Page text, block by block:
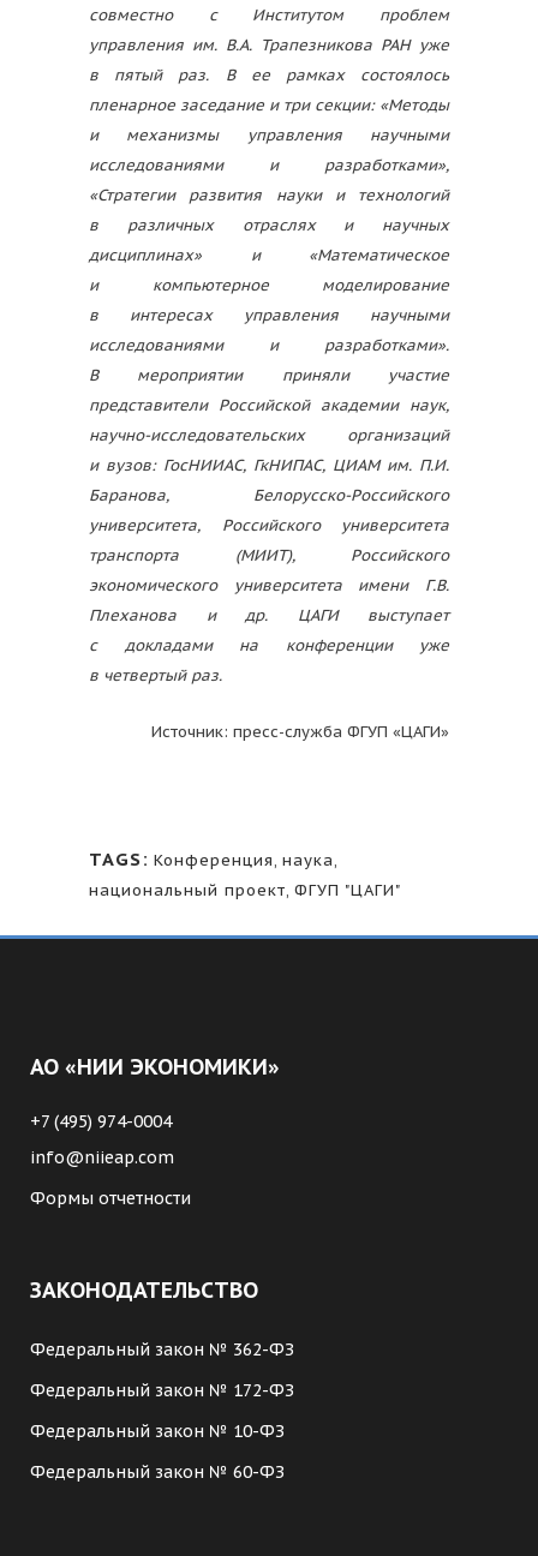
совместно с Институтом проблем
управления им. В.А. Трапезникова РАН уже
в пятый раз. В ее рамках состоялось
пленарное заседание и три секции: «Методы
и механизмы управления научными
исследованиями и разработками»,
«Стратегии развития науки и технологий
в различных отраслях и научных
дисциплинах» и «Математическое
и компьютерное моделирование
в интересах управления научными
исследованиями и разработками».
В мероприятии приняли участие
представители Российской академии наук,
научно-исследовательских организаций
и вузов: ГосНИИАС, ГкНИПАС, ЦИАМ им. П.И.
Баранова, Белорусско-Российского
университета, Российского университета
транспорта (МИИТ), Российского
экономического университета имени Г.В.
Плеханова и др. ЦАГИ выступает
с докладами на конференции уже
в четвертый раз.
Источник: пресс-служба ФГУП «ЦАГИ»
TAGS: Конференция, наука,
национальный проект, ФГУП "ЦАГИ"
АО «НИИ ЭКОНОМИКИ»
+7 (495) 974-0004
info@niieap.com
Формы отчетности
ЗАКОНОДАТЕЛЬСТВО
Федеральный закон № 362-ФЗ
Федеральный закон № 172-ФЗ
Федеральный закон № 10-ФЗ
Федеральный закон № 60-ФЗ